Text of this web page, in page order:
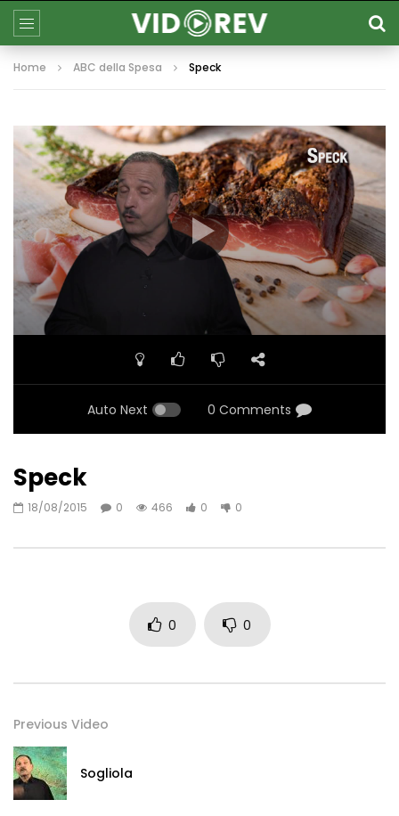
Home ABC della Spesa Speck
Auto Next 0 Comments
Speck
18/08/2015 0 466 0 0
0 0
Previous Video
Sogliola